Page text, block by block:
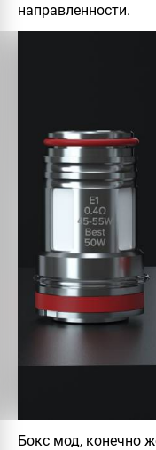
направленности.
Бокс мод, конечно